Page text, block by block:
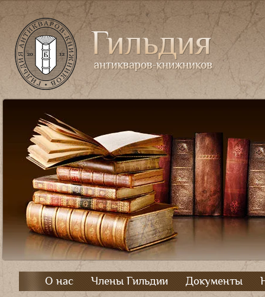
О нас Члены Гильдии Документы